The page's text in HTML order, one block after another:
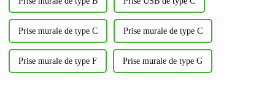
Prise murale de type C Prise murale de type C
Prise murale de type F Prise murale de type G